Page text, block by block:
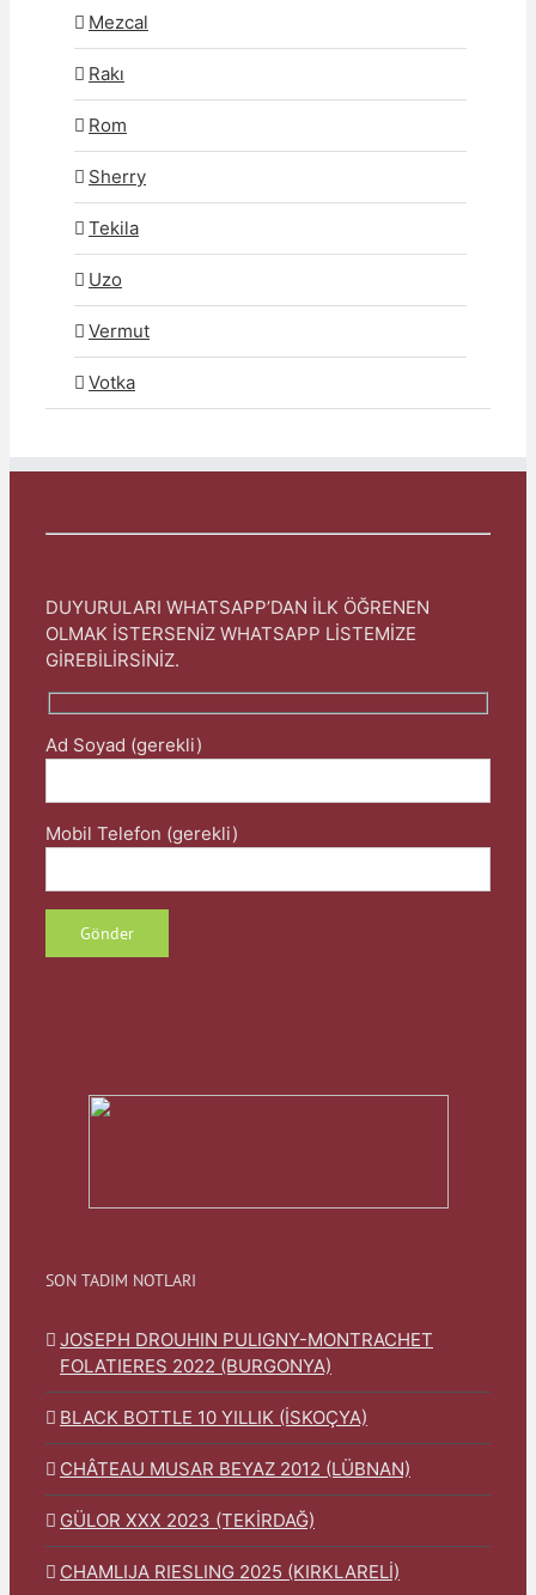
Mezcal
Rakı
Rom
Sherry
Tekila
Uzo
Vermut
Votka
DUYURULARI WHATSAPP’DAN İLK ÖĞRENEN
OLMAK İSTERSENİZ WHATSAPP LİSTEMİZE
GİREBİLİRSİNİZ.
Ad Soyad (gerekli)
Mobil Telefon (gerekli)
SON TADIM NOTLARI
JOSEPH DROUHIN PULIGNY-MONTRACHET
FOLATIERES 2022 (BURGONYA)
BLACK BOTTLE 10 YILLIK (İSKOÇYA)
CHÂTEAU MUSAR BEYAZ 2012 (LÜBNAN)
GÜLOR XXX 2023 (TEKİRDAĞ)
CHAMLIJA RIESLING 2025 (KIRKLARELİ)